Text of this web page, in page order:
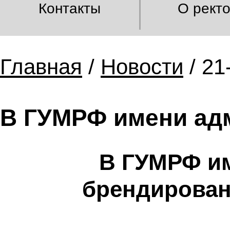
Контакты О
Главная / Новости /
В ГУМРФ имени
В ГУМРФ